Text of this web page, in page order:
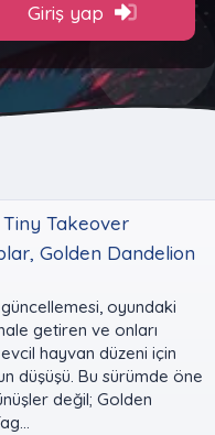
Giriş yap
Tiny Takeover
Golden Dandelion
oyundaki
getiren ve onları
hayvan düzeni için
düşüşü. Bu sürümde öne
değil; Golden